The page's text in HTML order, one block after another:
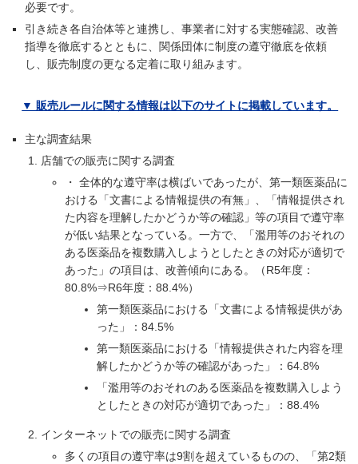
必要です。
引き続き各自治体等と連携し、事業者に対する実態確認、改善
指導を徹底するとともに、関係団体に制度の遵守徹底を依頼
し、販売制度の更なる定着に取り組みます。
▼ 販売ルールに関する情報は以下のサイトに掲載しています。
主な調査結果
店舗での販売に関する調査
・ 全体的な遵守率は横ばいであったが、第一類医薬品に
おける「文書による情報提供の有無」、「情報提供され
た内容を理解したかどうか等の確認」等の項目で遵守率
が低い結果となっている。一方で、「濫用等のおそれの
ある医薬品を複数購入しようとしたときの対応が適切で
あった」の項目は、改善傾向にある。（R5年度：
80.8%⇒R6年度：88.4%）
第一類医薬品における「文書による情報提供があ
った」：84.5%
第一類医薬品における「情報提供された内容を理
解したかどうか等の確認があった」：64.8%
「濫用等のおそれのある医薬品を複数購入しよう
としたときの対応が適切であった」：88.4%
インターネットでの販売に関する調査
多くの項目の遵守率は9割を超えているものの、「第2類